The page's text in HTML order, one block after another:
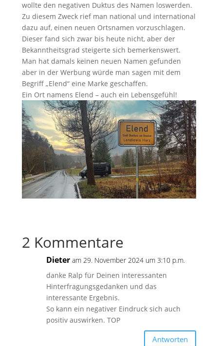
wollte den negativen Duktus des Namen loswerden.
Zu diesem Zweck rief man national und international
dazu auf, einen neuen Ortsnamen vorzuschlagen.
Dieser fand sich zwar bis heute nicht, aber der
Bekanntheitsgrad steigerte sich bemerkenswert.
Man hat damals keinen neuen Namen gefunden
aber in der Werbung würde man sagen mit dem
Begriff „Elend“ eine Marke geschaffen.
Ein Ort namens Elend – auch ein Lebensgefühl!
2 Kommentare
Dieter am 29. November 2024 um 3:10 p.m.
danke Ralp für Deinen interessanten
Hinterfragungsgedanken und das
interessante Ergebnis.
So kann ein negativer Eindruck sich auch
positiv auswirken. TOP
Antworten